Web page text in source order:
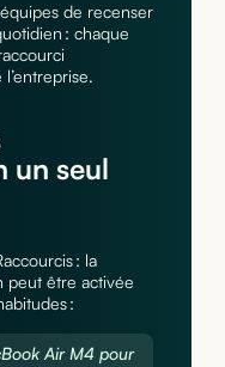
de recenser
: chaque
un seul
: la
peut être activée
:
Air M4 pour